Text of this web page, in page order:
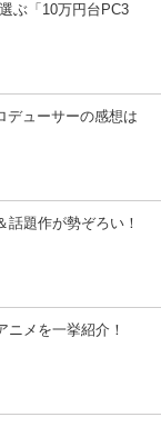
ぶ「10万円台PC3
デューサーの感想は
話題作が勢ぞろい！
ニメを一挙紹介！